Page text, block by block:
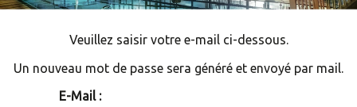
Veuillez saisir votre e-mail ci-dessous.
Un nouveau mot de passe sera généré et envoyé par mail.
E-Mail :